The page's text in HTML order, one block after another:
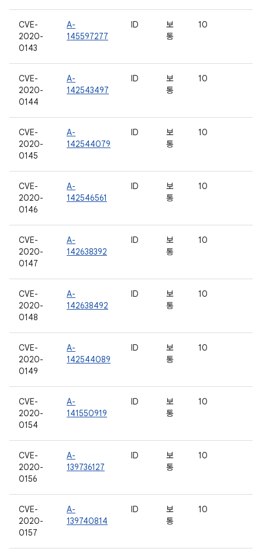
CVE-
2020-
0143
A-
145597277
ID
보
통
10
CVE-
2020-
0144
A-
142543497
ID
보
통
10
CVE-
2020-
0145
A-
142544079
ID
보
통
10
CVE-
2020-
0146
A-
142546561
ID
보
통
10
CVE-
2020-
0147
A-
142638392
ID
보
통
10
CVE-
2020-
0148
A-
142638492
ID
보
통
10
CVE-
2020-
0149
A-
142544089
ID
보
통
10
CVE-
2020-
0154
A-
141550919
ID
보
통
10
CVE-
2020-
0156
A-
139736127
ID
보
통
10
CVE-
2020-
0157
A-
139740814
ID
보
통
10